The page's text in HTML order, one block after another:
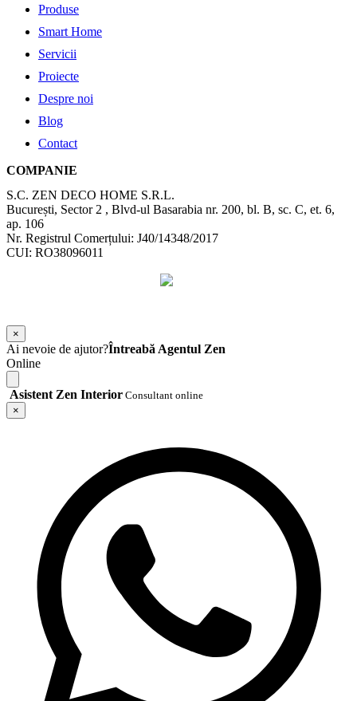
Produse
Smart Home
Servicii
Proiecte
Despre noi
Blog
Contact
COMPANIE
S.C. ZEN DECO HOME S.R.L.
București, Sector 2 , Blvd-ul Basarabia nr. 200, bl. B, sc. C, et. 6,
ap. 106
Nr. Registrul Comerțului: J40/14348/2017
CUI: RO38096011
×
Ai nevoie de ajutor?Întreabă Agentul Zen
Online
Asistent Zen Interior Consultant online
×